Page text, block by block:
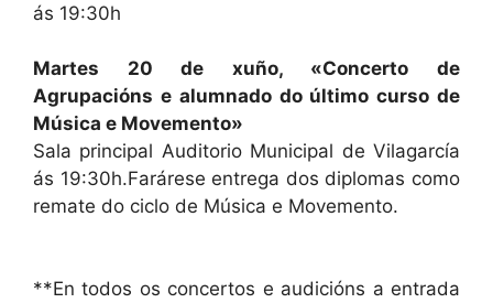
ás 19:30h
Martes 20 de xuño, «Concerto de
Agrupacións e alumnado do último curso de
Música e Movemento»
Sala principal Auditorio Municipal de Vilagarcía
ás 19:30h.Farárese entrega dos diplomas como
remate do ciclo de Música e Movemento.
**En todos os concertos e audicións a entrada